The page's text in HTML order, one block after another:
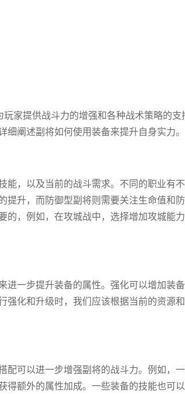
家提供战斗力的增强和各种战术策略的支
阐述副将如何使用装备来提升自身实力。
能，以及当前的战斗需求。不同的职业有
提升，而防御型副将则需要关注生命值和
的，例如，在攻城战中，选择增加攻城能
进一步提升装备的属性。强化可以增加装
强化和升级时，我们应该根据当前的资源
配可以进一步增强副将的战斗力。例如，
得额外的属性加成。一些装备的技能也可